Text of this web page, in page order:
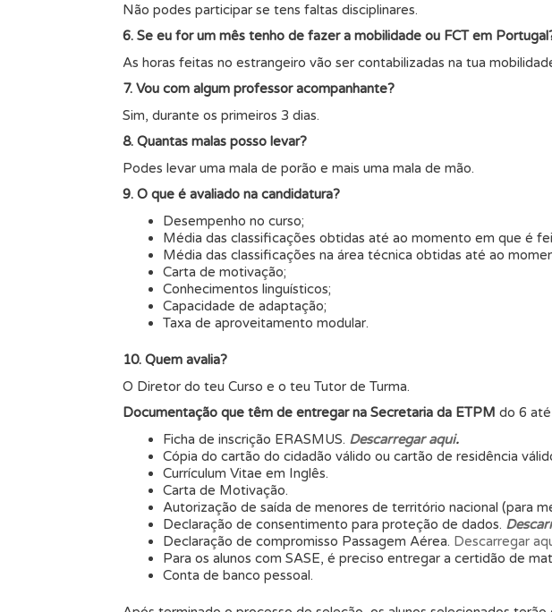
Não podes participar se tens faltas disciplinares.
6. Se eu for um mês tenho de fazer a mobilidade ou FCT em
As horas feitas no estrangeiro vão ser contabilizadas na tua
7. Vou com algum professor acompanhante?
Sim, durante os primeiros 3 dias.
8. Quantas malas posso levar?
Podes levar uma mala de porão e mais uma mala de mão.
9. O que é avaliado na candidatura?
Desempenho no curso;
Média das classificações obtidas até ao momento em que é
Média das classificações na área técnica obtidas até ao
Carta de motivação;
Conhecimentos linguísticos;
Capacidade de adaptação;
Taxa de aproveitamento modular.
10. Quem avalia?
O Diretor do teu Curso e o teu Tutor de Turma.
Documentação que têm de entregar na Secretaria da ETPM do 6
Ficha de inscrição ERASMUS. Descarregar aqui.
Cópia do cartão do cidadão válido ou cartão de residência
Currículum Vitae em Inglês.
Carta de Motivação.
Autorização de saída de menores de território nacional (para
Declaração de consentimento para proteção de dados.
Declaração de compromisso Passagem Aérea. Descarregar
Para os alunos com SASE, é preciso entregar a certidão de
Conta de banco pessoal.